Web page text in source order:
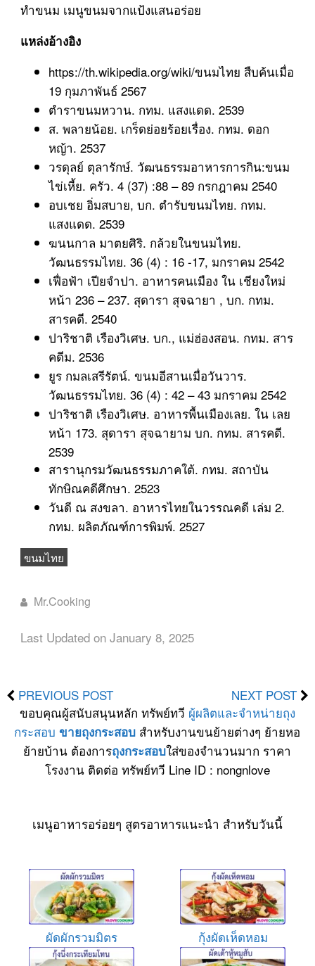
ทำขนม เมนูขนมจากแป้งแสนอร่อย
แหล่งอ้างอิง
https://th.wikipedia.org/wiki/ขนมไทย สืบค้นเมื่อ
19 กุมภาพันธ์ 2567
ตำราขนมหวาน. กทม. แสงแดด. 2539
ส. พลายน้อย. เกร็ดย่อยร้อยเรื่อง. กทม. ดอก
หญ้า. 2537
วรดุลย์ ตุลารักษ์. วัฒนธรรมอาหารการกิน:ขนม
ไข่เหี้ย. ครัว. 4 (37) :88 – 89 กรกฎาคม 2540
อบเชย อิ่มสบาย, บก. ตำรับขนมไทย. กทม.
แสงแดด. 2539
ฆนนกาล มาตยศิริ. กล้วยในขนมไทย.
วัฒนธรรมไทย. 36 (4) : 16 -17, มกราคม 2542
เฟื่อฟ้า เปียจำปา. อาหารคนเมือง ใน เชียงใหม่
หน้า 236 – 237. สุดารา สุจฉายา , บก. กทม.
สารคดี. 2540
ปาริชาติ เรืองวิเศษ. บก., แม่ฮ่องสอน. กทม. สาร
คดีม. 2536
ยูร กมลเสรีรัตน์. ขนมอีสานเมื่อวันวาร.
วัฒนธรรมไทย. 36 (4) : 42 – 43 มกราคม 2542
ปาริชาติ เรืองวิเศษ. อาหารพื้นเมืองเลย. ใน เลย
หน้า 173. สุดารา สุจฉายาม บก. กทม. สารคดี.
2539
สารานุกรมวัฒนธรรมภาคใต้. กทม. สถาบัน
ทักษิณคดีศึกษา. 2523
วันดี ณ สงขลา. อาหารไทยในวรรณคดี เล่ม 2.
กทม. ผลิตภัณฑ์การพิมพ์. 2527
ขนมไทย
Mr.Cooking
Last Updated on January 8, 2025
PREVIOUS POST
NEXT POST
ขอบคุณผู้สนับสนุนหลัก ทรัพย์ทวี ผู้ผลิตและจำหน่ายถุง
กระสอบ ขายถุงกระสอบ สำหรับงานขนย้ายต่างๆ ย้ายหอ
ย้ายบ้าน ต้องการถุงกระสอบใส่ของจำนวนมาก ราคา
โรงงาน ติดต่อ ทรัพย์ทวี Line ID : nongnlove
เมนูอาหารอร่อยๆ สูตรอาหารแนะนำ สำหรับวันนี้
ผัดผักรวมมิตร กุ้งผัดเห็ดหอม